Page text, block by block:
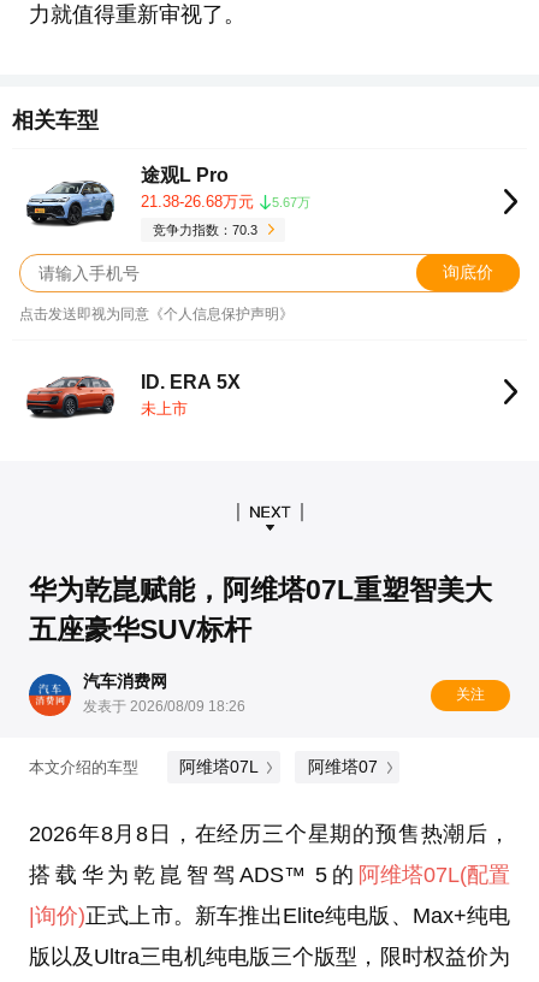
力就值得重新审视了。
相关车型
途观L Pro
21.38-26.68万元
5.67万
竞争力指数：70.3
询底价
点击发送即视为同意《个人信息保护声明》
ID. ERA 5X
未上市
华为乾崑赋能，阿维塔07L重塑智美大
五座豪华SUV标杆
汽车消费网
发表于 2026/08/09 18:26
关注
本文介绍的车型 阿维塔07L 阿维塔07
2026年8月8日，在经历三个星期的预售热潮后，
搭载华为乾崑智驾ADS™ 5的 阿维塔07L(配置
|询价)正式上市。新车推出Elite纯电版、Max+纯电
版以及Ultra三电机纯电版三个版型，限时权益价为